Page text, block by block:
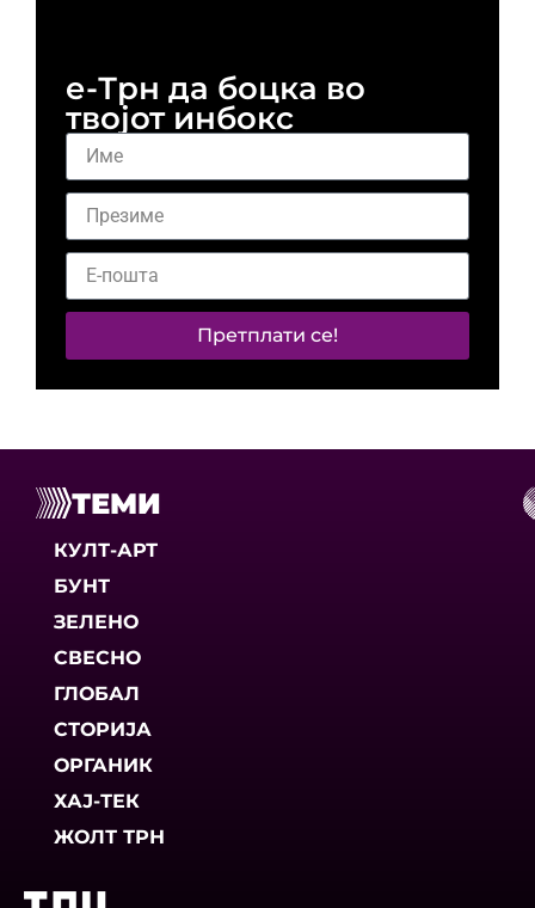
е-Трн да боцка во
твојот инбокс
Претплати се!
ТЕМИ
КУЛТ-АРТ
БУНТ
ЗЕЛЕНО
СВЕСНО
ГЛОБАЛ
СТОРИЈА
ОРГАНИК
ХАЈ-ТЕК
ЖОЛТ ТРН